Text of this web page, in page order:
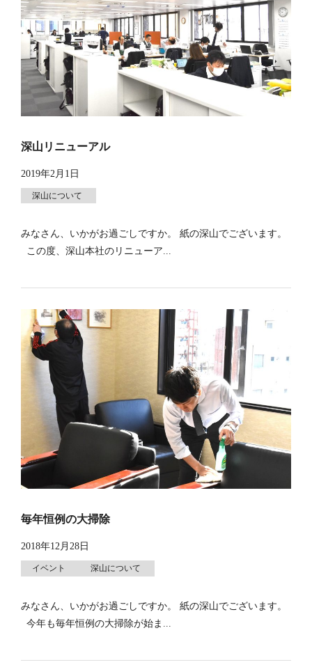
深山リニューアル
2019年2月1日
深山について
みなさん、いかがお過ごしですか。 紙の深山でございます。
この度、深山本社のリニューア...
毎年恒例の大掃除
2018年12月28日
イベント 深山について
みなさん、いかがお過ごしですか。 紙の深山でございます。
今年も毎年恒例の大掃除が始ま...